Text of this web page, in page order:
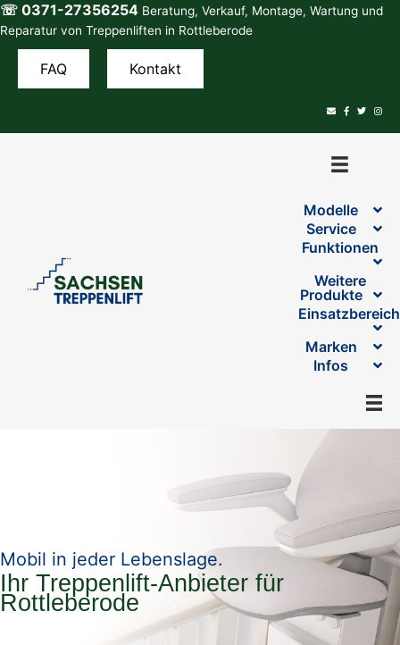
Zum
Inhalt
springen
☏ 0371-27356254 Beratung, Verkauf, Montage, Wartung und
Reparatur von Treppenliften in Rottleberode
FAQ Kontakt
Modelle
Service
Funktionen
Weitere
Produkte
Marken
Infos
Mobil in jeder Lebenslage.
Ihr Treppenlift-Anbieter für
Rottleberode